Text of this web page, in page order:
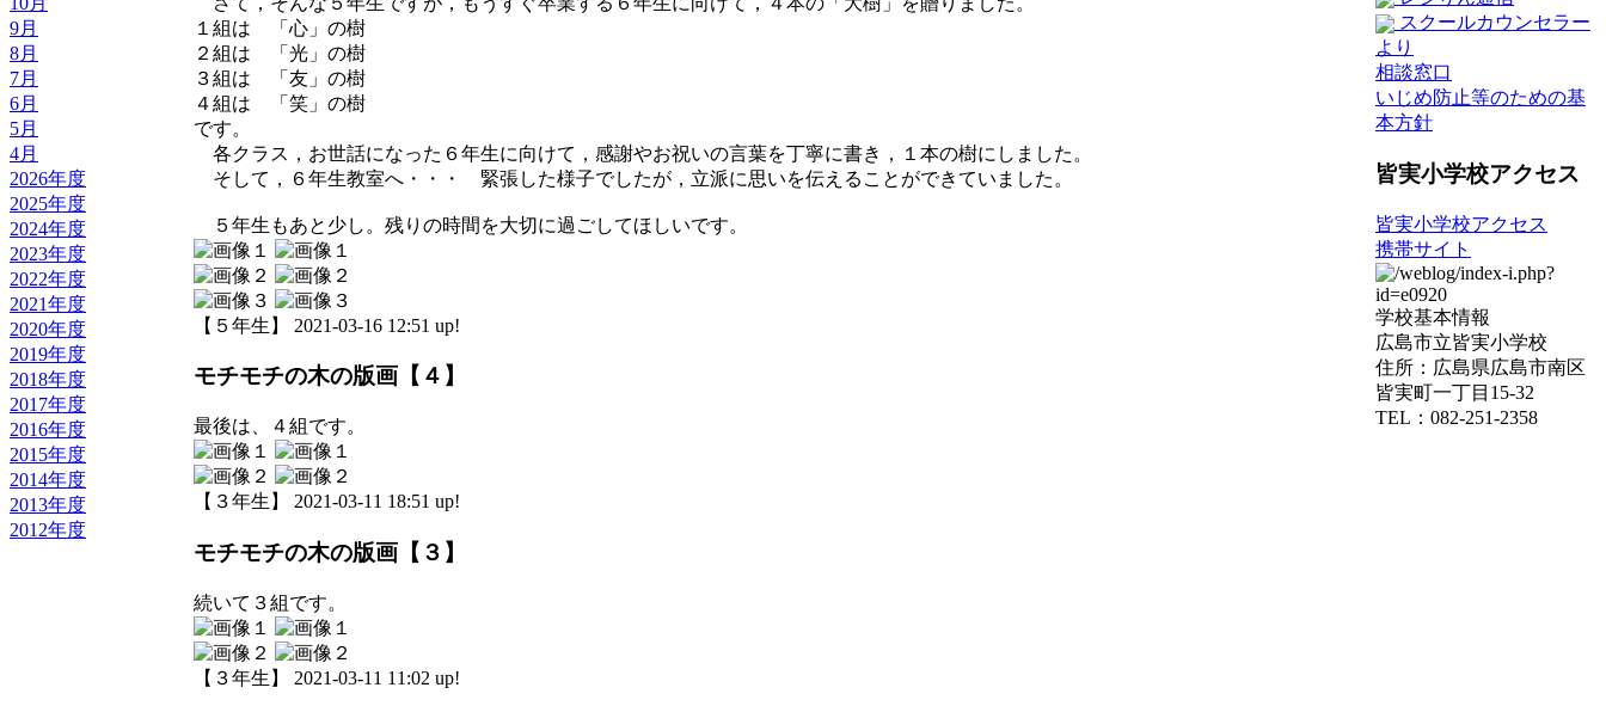
9月
8月
7月
6月
5月
4月
2026年度
2025年度
2024年度
2023年度
2022年度
2021年度
2020年度
2019年度
2018年度
2017年度
2016年度
2015年度
2014年度
2013年度
2012年度
１組は 「心」の樹
２組は 「光」の樹
３組は 「友」の樹
４組は 「笑」の樹
です。
各クラス，お世話になった６年生に向けて，感謝やお祝いの言葉を丁寧に書き，１本の樹にしました。
そして，６年生教室へ・・・ 緊張した様子でしたが，立派に思いを伝えることができていました。
５年生もあと少し。残りの時間を大切に過ごしてほしいです。
【５年生】 2021-03-16 12:51 up!
モチモチの木の版画【４】
最後は、４組です。
【３年生】 2021-03-11 18:51 up!
モチモチの木の版画【３】
続いて３組です。
【３年生】 2021-03-11 11:02 up!
スクールカウンセラー
より
相談窓口
いじめ防止等のための基
本方針
皆実小学校アクセス
皆実小学校アクセス
携帯サイト
学校基本情報
広島市立皆実小学校
住所：広島県広島市南区
皆実町一丁目15-32
TEL：082-251-2358